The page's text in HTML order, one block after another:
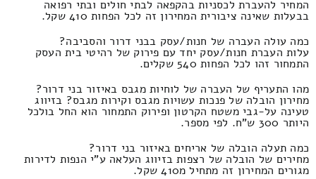
המחיר להעברת לכסניות בהקפאה לבתי חולים ובתי רפואה
בבעלות שאינה ציבורית המחירון זה לכל הפחות 410 שקל.
כמה עולה העברה של חנות/עסק בבני דרור והסביבה?
עלות העברת חנות/עסק יחד עם פירוק של רהיטי בית העסק
התמחור זהו לכל הפחות 540 שקלים.
מהו התעריף של העברה של לוחיות מגבס באיזור בני דרור?
מחירון הובלה של פנכות עשויות מגבס וקירות מגבס? בזיווג
טעינה על-גבי משטח הקרטון ופירוק התמחור הוא החל בולכל
היותר 300 ש"ח. לפי מספר.
כמה תעלה הובלה של אריחים באיזור בני דרור?
מחירים של הובלה של רצפות בזיווג העלאה ע"י הנפות לדירות
מגורים המחירון זה מתחיל מ410 שקל.